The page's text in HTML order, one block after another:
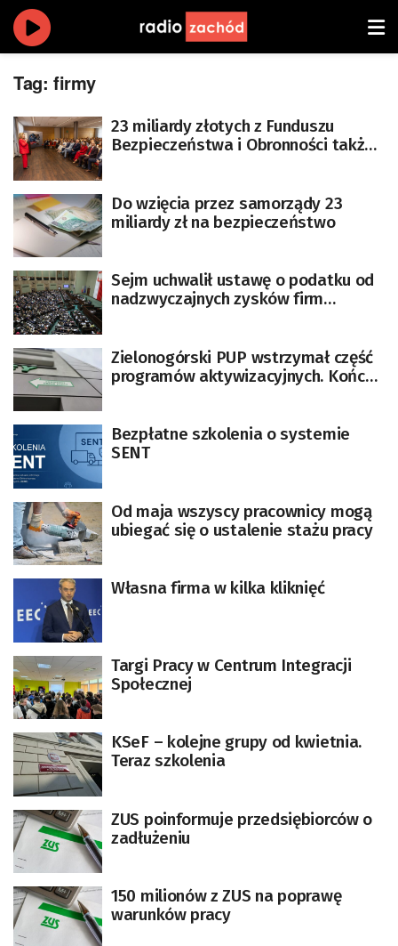
Tag: firmy
23 miliardy złotych z Funduszu
Bezpieczeństwa i Obronności także
Do wzięcia przez samorządy 23
miliardy zł na bezpieczeństwo
Sejm uchwalił ustawę o podatku od
nadzwyczajnych zysków firm
Zielonogórski PUP wstrzymał część
programów aktywizacyjnych. Kończą
Bezpłatne szkolenia o systemie
SENT
Od maja wszyscy pracownicy mogą
ubiegać się o ustalenie stażu pracy
Własna firma w kilka kliknięć
Targi Pracy w Centrum Integracji
Społecznej
KSeF – kolejne grupy od kwietnia.
Teraz szkolenia
ZUS poinformuje przedsiębiorców o
zadłużeniu
150 milionów z ZUS na poprawę
warunków pracy